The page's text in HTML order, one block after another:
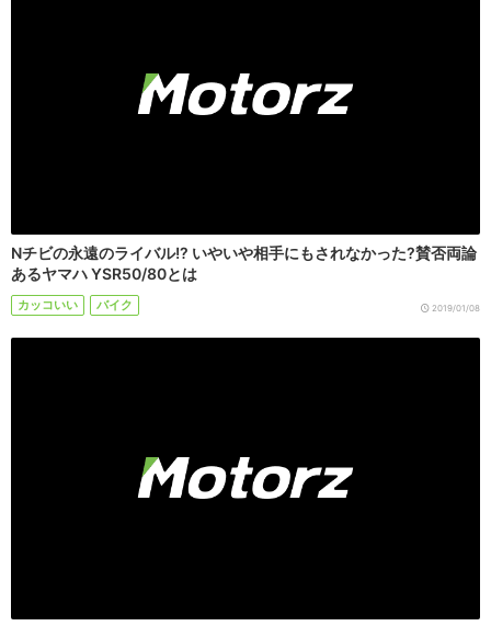
Nチビの永遠のライバル!? いやいや相手にもされなかった?賛否両論
あるヤマハ YSR50/80とは
カッコいい バイク 2019/01/08